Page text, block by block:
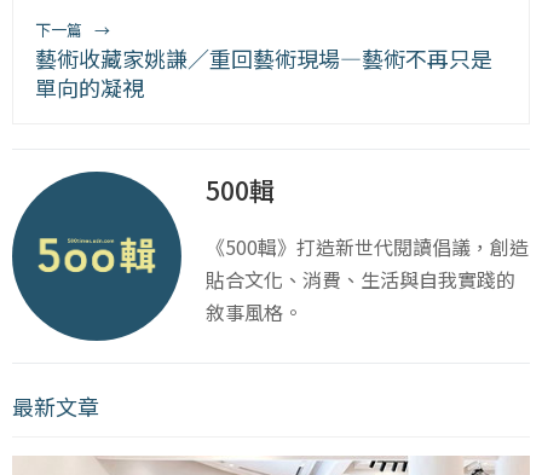
下一篇 →
藝術收藏家姚謙／重回藝術現場—藝術不再只是
單向的凝視
500輯
《500輯》打造新世代閱讀倡議，創造
貼合文化、消費、生活與自我實踐的
敘事風格。
最新文章